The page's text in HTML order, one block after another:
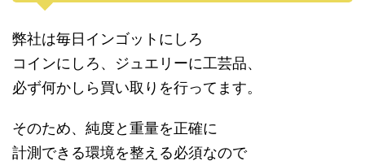
弊社は毎日インゴットにしろ
コインにしろ、ジュエリーに工芸品、
必ず何かしら買い取りを行ってます。
そのため、純度と重量を正確に
計測できる環境を整える必須なので